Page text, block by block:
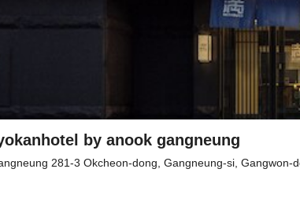
by anook gangneung
281-3 Okcheon-dong, Gangneung-si, Gangwon-